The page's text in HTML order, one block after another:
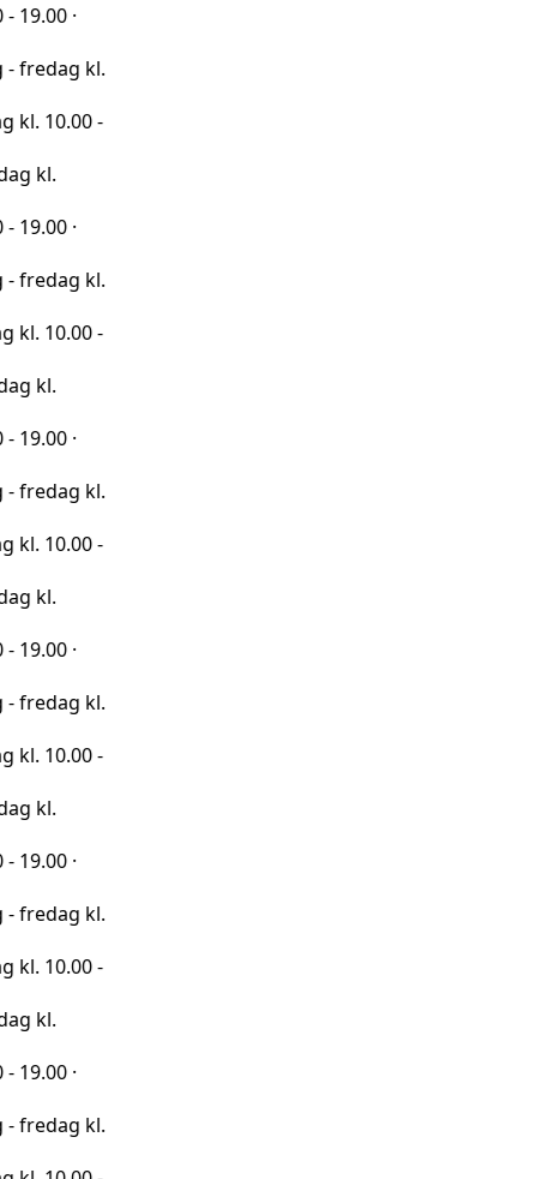
kl.
-
kl.
-
kl.
-
kl.
-
kl.
-
kl.